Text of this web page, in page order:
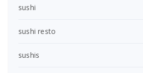
sushi
sushi resto
sushis